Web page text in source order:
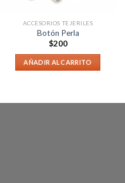
ACCESORIOS TEJERILES
Botón Perla
$200
AÑADIR AL CARRITO